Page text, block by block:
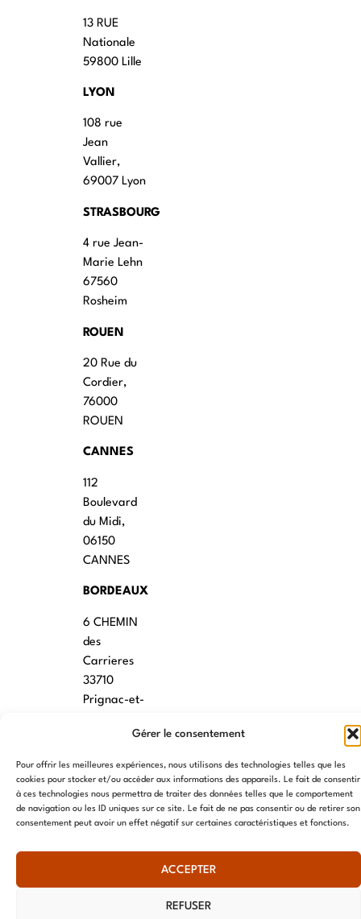
Gérer le consentement
Pour offrir les meilleures expériences, nous utilisons des technologies telles que les
cookies pour stocker et/ou accéder aux informations des appareils. Le fait de consentir
à ces technologies nous permettra de traiter des données telles que le comportement
de navigation ou les ID uniques sur ce site. Le fait de ne pas consentir ou de retirer son
consentement peut avoir un effet négatif sur certaines caractéristiques et fonctions.
ACCEPTER
REFUSER
13 RUE
Nationale
59800 Lille
LYON
108 rue
Jean
Vallier,
69007 Lyon
STRASBOURG
4 rue Jean-
Marie Lehn
67560
Rosheim
ROUEN
20 Rue du
Cordier,
76000
ROUEN
CANNES
112
Boulevard
du Midi,
06150
CANNES
BORDEAUX
6 CHEMIN
des
Carrieres
33710
Prignac-et-
7 rue des
écoles
34790
© AME 2024, tous droits réservés